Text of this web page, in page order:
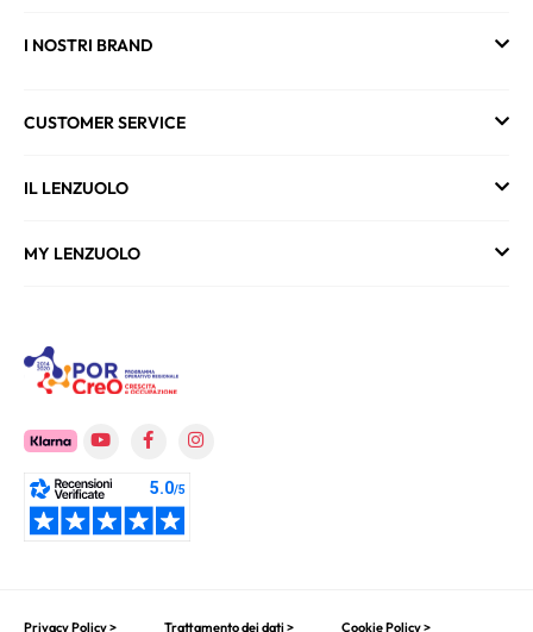
I NOSTRI BRAND
CUSTOMER SERVICE
IL LENZUOLO
MY LENZUOLO
Privacy Policy > Trattamento dei dati > Cookie Policy >